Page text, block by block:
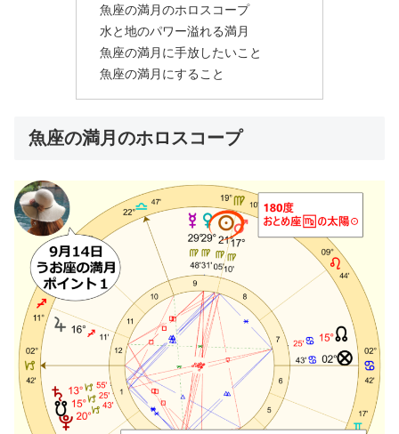
魚座の満月のホロスコープ
水と地のパワー溢れる満月
魚座の満月に手放したいこと
魚座の満月にすること
魚座の満月のホロスコープ